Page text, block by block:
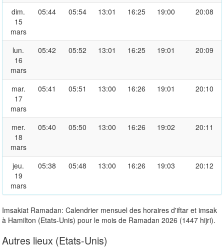
dim.
15
mars
05:44 05:54 13:01 16:25 19:00 20:08
lun.
16
mars
05:42 05:52 13:01 16:25 19:01 20:09
mar.
17
mars
05:41 05:51 13:00 16:26 19:01 20:10
mer.
18
mars
05:40 05:50 13:00 16:26 19:02 20:11
jeu.
19
mars
05:38 05:48 13:00 16:26 19:03 20:12
Imsakiat Ramadan: Calendrier mensuel des horaires d'iftar et imsak
à Hamilton (Etats-Unis) pour le mois de Ramadan 2026 (1447 hijri).
Autres lieux (Etats-Unis)